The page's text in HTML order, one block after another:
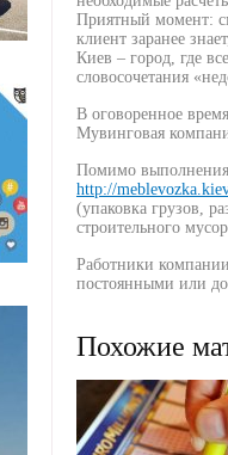
Приятный момент:
клиент заранее
Киев – город, где
словосочетания
В оговоренное
Мувинговая
Помимо выполнения
http://
(упаковка грузов,
строительного
Работники
постоянными или
Похожие